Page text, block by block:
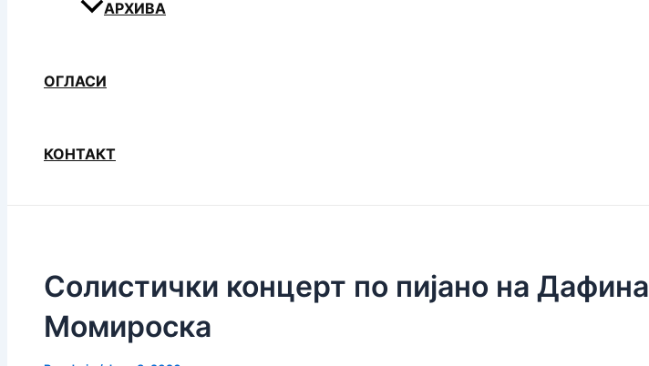
АРХИВА
ОГЛАСИ
КОНТАКТ
Солистички концерт по пијано на Дафина
Момироска